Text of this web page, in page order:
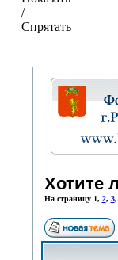
Хотите
На страницу 1, 2, 3,